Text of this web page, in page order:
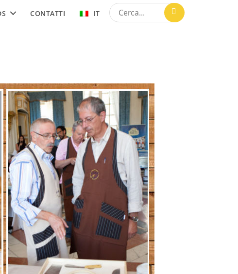
CONTATTI IT